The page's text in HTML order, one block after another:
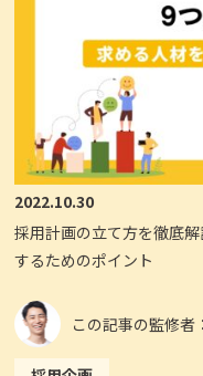
2022.10.30
採用計画の立て方を徹底
するためのポイント
この記事の監修者